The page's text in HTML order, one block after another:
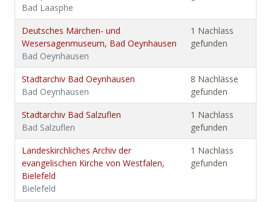
Bad Laasphe
Deutsches Märchen- und
Wesersagenmuseum, Bad Oeynhausen
Bad Oeynhausen
1 Nachlass
gefunden
Stadtarchiv Bad Oeynhausen
Bad Oeynhausen
8 Nachlässe
gefunden
Stadtarchiv Bad Salzuflen
Bad Salzuflen
1 Nachlass
gefunden
Landeskirchliches Archiv der
evangelischen Kirche von Westfalen,
Bielefeld
Bielefeld
1 Nachlass
gefunden